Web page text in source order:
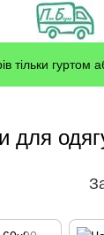
тільки гуртом
для